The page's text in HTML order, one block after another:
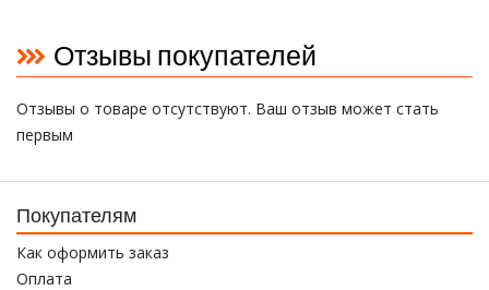
Отзывы покупателей
Отзывы о товаре отсутствуют. Ваш отзыв может стать
первым
Покупателям
Как оформить заказ
Оплата